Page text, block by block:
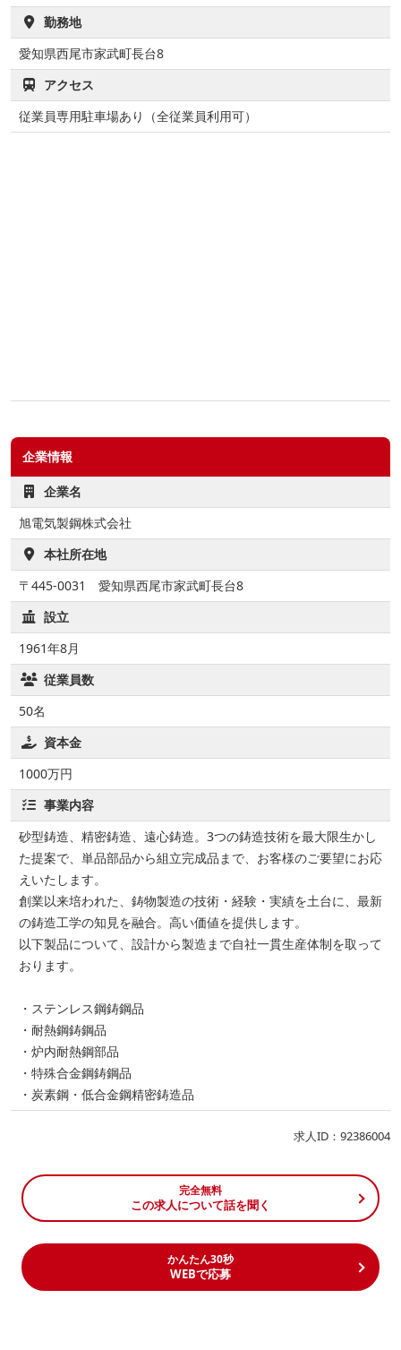
勤務地
愛知県西尾市家武町長台8
アクセス
従業員専用駐車場あり（全従業員利用可）
企業情報
企業名
旭電気製鋼株式会社
本社所在地
〒445-0031 愛知県西尾市家武町長台8
設立
1961年8月
従業員数
50名
資本金
1000万円
事業内容
砂型鋳造、精密鋳造、遠心鋳造。3つの鋳造技術を最大限生かし
た提案で、単品部品から組立完成品まで、お客様のご要望にお応
えいたします。
創業以来培われた、鋳物製造の技術・経験・実績を土台に、最新
の鋳造工学の知見を融合。高い価値を提供します。
以下製品について、設計から製造まで自社一貫生産体制を取って
おります。
・ステンレス鋼鋳鋼品
・耐熱鋼鋳鋼品
・炉内耐熱鋼部品
・特殊合金鋼鋳鋼品
・炭素鋼・低合金鋼精密鋳造品
求人ID：92386004
完全無料
この求人について話を聞く
かんたん30秒
WEBで応募